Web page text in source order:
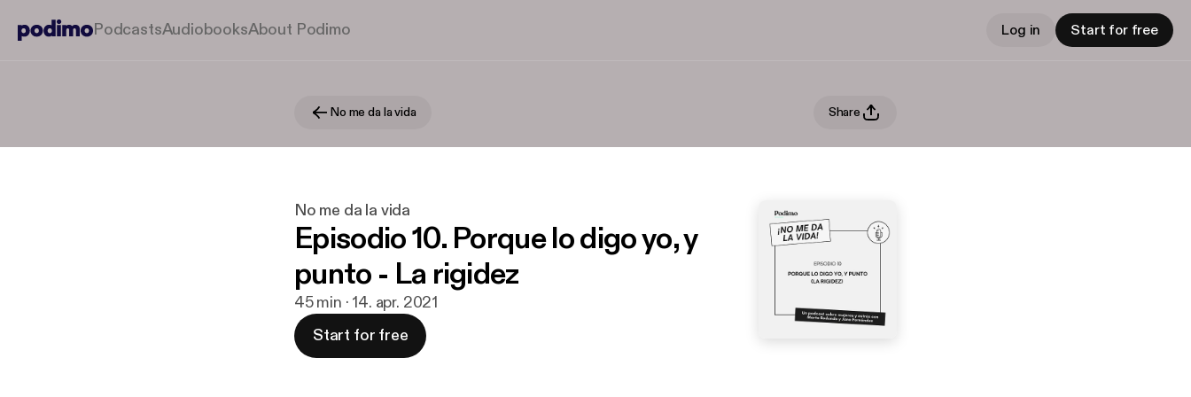
PodcastsAudiobooksAbout Podimo Log in Start for free
No me da la vida Share
No me da la vida
Episodio 10. Porque lo digo yo, y
punto - La rigidez
45 min · 14. apr. 2021
Start for free